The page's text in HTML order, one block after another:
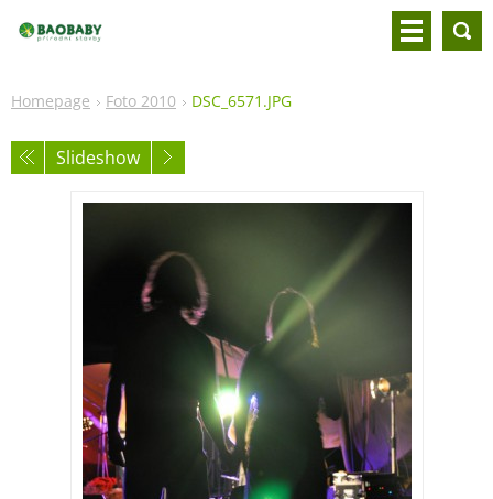
Homepage Foto 2010 DSC_6571.JPG
Slideshow